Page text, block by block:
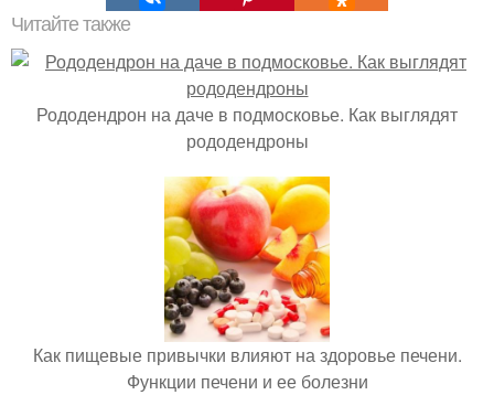
Читайте также
Рододендрон на даче в подмосковье. Как выглядят
рододендроны
Как пищевые привычки влияют на здоровье печени.
Функции печени и ее болезни